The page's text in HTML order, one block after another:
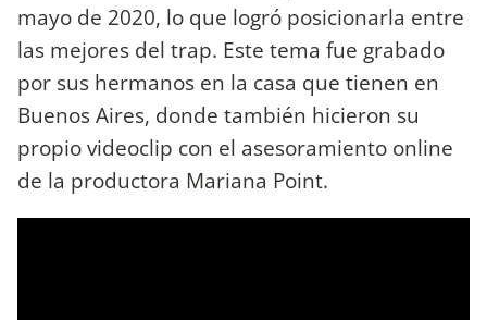
mayo de 2020, lo que logró posicionarla entre
las mejores del trap. Este tema fue grabado
por sus hermanos en la casa que tienen en
Buenos Aires, donde también hicieron su
propio videoclip con el asesoramiento online
de la productora Mariana Point.